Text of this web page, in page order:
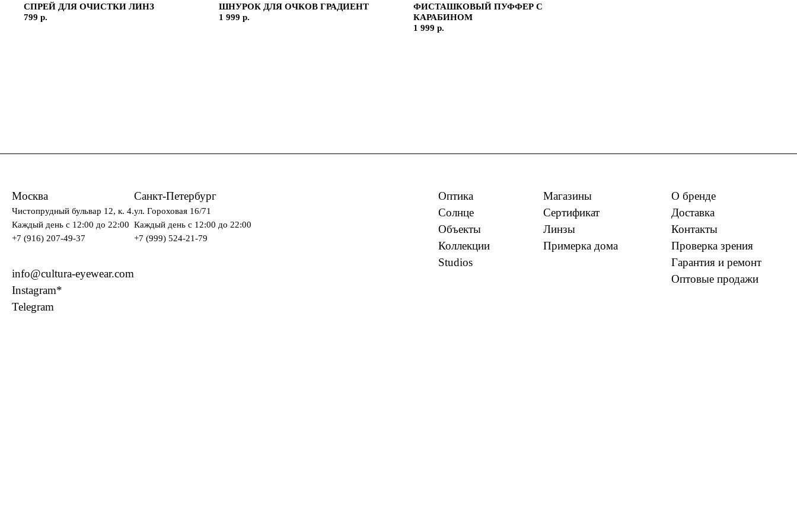
СПРЕЙ ДЛЯ ОЧИСТКИ ЛИНЗ
799 р.
ШНУРОК ДЛЯ ОЧКОВ ГРАДИЕНТ
1 999 р.
ФИСТАШКОВЫЙ ПУФФЕР С
КАРАБИНОМ
1 999 р.
Москва
Чистопрудный бульвар 12, к. 4.
Каждый день c 12:00 до 22:00
+7 (916) 207-49-37
Санкт-Петербург
ул. Гороховая 16/71
Каждый день c 12:00 до 22:00
+7 (999) 524-21-79
info@cultura-eyewear.com
Instagram*
Telegram
Оптика
Солнце
Объекты
Коллекции
Studios
Магазины
Сертификат
Линзы
Примерка дома
О бренде
Доставка
Контакты
Проверка зрения
Гарантия и ремонт
Оптовые продажи